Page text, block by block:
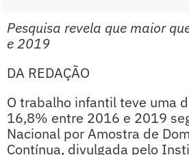
Pesquisa revela que maior
e 2019
DA REDAÇÃO
O trabalho infantil teve uma
16,8% entre 2016 e 2019
Nacional por Amostra de
Contínua, divulgada pelo